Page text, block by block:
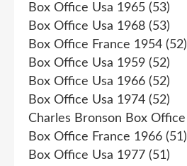
Box Office Usa 1965 (53)
Box Office Usa 1968 (53)
Box Office France 1954 (52)
Box Office Usa 1959 (52)
Box Office Usa 1966 (52)
Box Office Usa 1974 (52)
Charles Bronson Box Office
Box Office France 1966 (51)
Box Office Usa 1977 (51)